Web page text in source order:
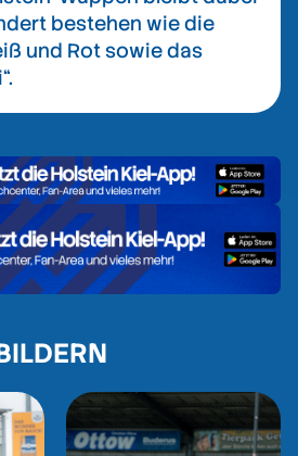
bestehen wie die
und Rot sowie das